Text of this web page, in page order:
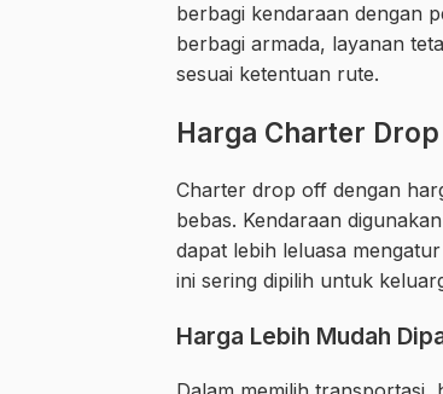
berbagi kendaraan dengan
berbagi armada, layanan
sesuai ketentuan rute.
Harga Charter
Charter drop off dengan
bebas. Kendaraan
dapat lebih leluasa
ini sering dipilih untuk
Harga Lebih Mudah